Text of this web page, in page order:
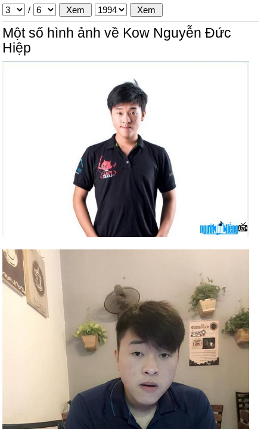
/
Một số hình ảnh về Kow Nguyễn Đức
Hiệp